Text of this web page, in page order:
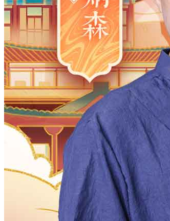
1983
1982 1981 1980 1979
1961
1960 1959 1958 1957
1938
1937 1936 1935 1934
1915 1914 1913
月
12
11 10 9 8 7 6
日
31
30 29 28 27 26 25
时
23
22 21 20 19 18 17
59
58 56
28
27 25 24 22